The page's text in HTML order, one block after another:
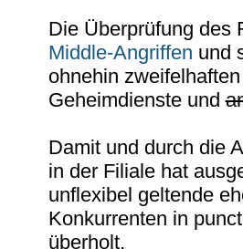
Die Überprüfung des
Middle-Angriffen und
ohnehin
Geheimdienste und
Damit und durch die
in der Filiale hat
unflexibel geltende
Konkurrenten in
überholt.